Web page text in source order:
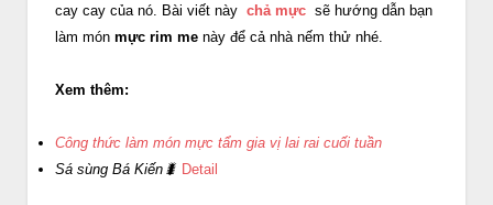
cay cay của nó. Bài viết này chả mực sẽ hướng dẫn bạn
làm món mực rim me này để cả nhà nếm thử nhé.
Xem thêm:
Công thức làm món mực tẩm gia vị lai rai cuối tuần
Sá sùng Bá Kiến🐛 Detail